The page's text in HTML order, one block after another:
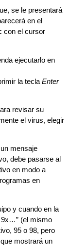
se le presentará
en el
con el cursor
ejecutarlo en
la tecla Enter
revisar su
el virus, elegir
mensaje
debe pasarse al
en modo a
en
y cuando en la
9x…” (el mismo
95 o 98, pero
mostrará un